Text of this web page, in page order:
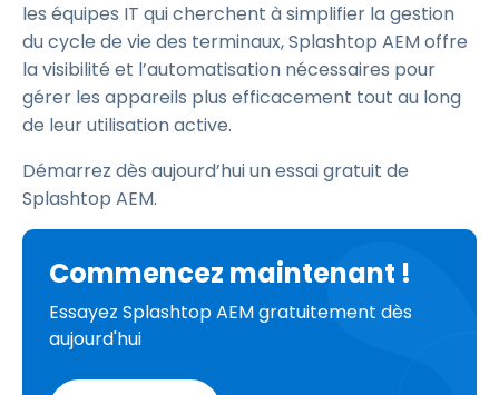
les équipes IT qui cherchent à simplifier la gestion
du cycle de vie des terminaux, Splashtop AEM offre
la visibilité et l’automatisation nécessaires pour
gérer les appareils plus efficacement tout au long
de leur utilisation active.
Démarrez dès aujourd’hui un essai gratuit de
Splashtop AEM.
Commencez maintenant !
Essayez Splashtop AEM gratuitement dès
aujourd'hui